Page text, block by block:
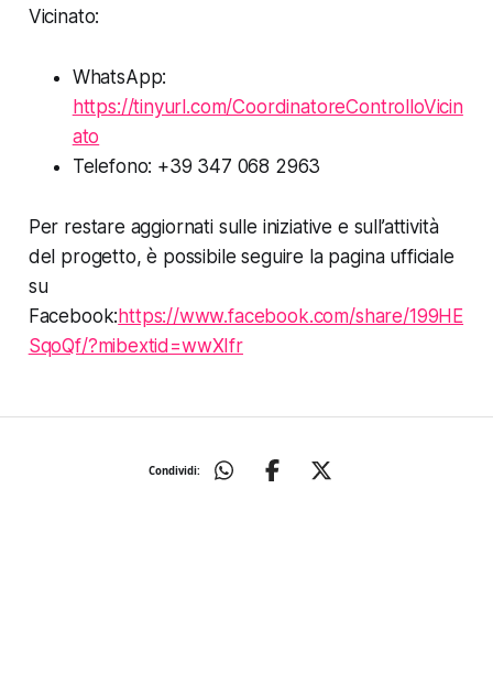
Vicinato:
WhatsApp:
https://tinyurl.com/CoordinatoreControlloVicin
ato
Telefono: +39 347 068 2963
Per restare aggiornati sulle iniziative e sull’attività
del progetto, è possibile seguire la pagina ufficiale
su
Facebook: https://www.facebook.com/share/199HE
SqoQf/?mibextid=wwXIfr
Condividi: